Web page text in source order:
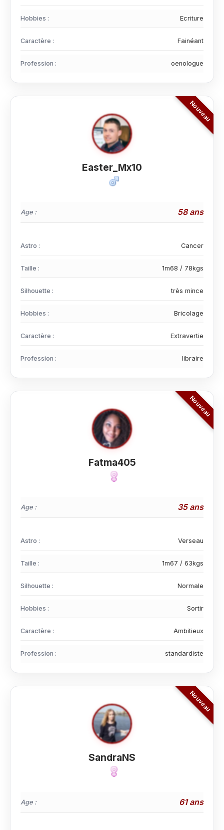
Hobbies : Ecriture
Caractère : Fainéant
Profession : oenologue
Easter_Mx10
Age : 58 ans
Astro : Cancer
Taille : 1m68 / 78kgs
Silhouette : très mince
Hobbies : Bricolage
Caractère : Extravertie
Profession : libraire
Fatma405
Age : 35 ans
Astro : Verseau
Taille : 1m67 / 63kgs
Silhouette : Normale
Hobbies : Sortir
Caractère : Ambitieux
Profession : standardiste
SandraNS
Age : 61 ans